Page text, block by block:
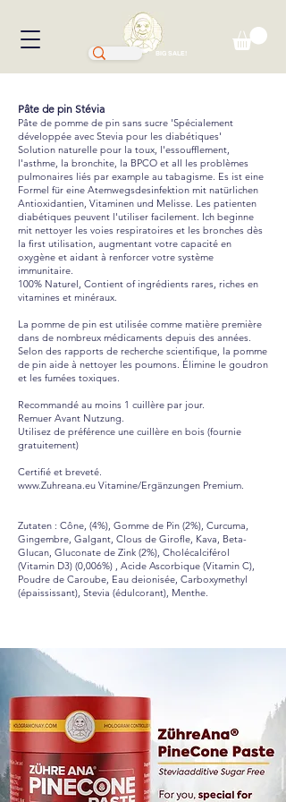
BIG SALE!
Pâte de pin Stévia
Pâte de pomme de pin sans sucre 'Spécialement
développée avec Stevia pour les diabétiques'
Solution naturelle pour la toux, l'essoufflement,
l'asthme, la bronchite, la BPCO et all les problèmes
pulmonaires liés par example au tabagisme. Es ist eine
Formel für eine Atemwegsdesinfektion mit natürlichen
Antioxidantien, Vitaminen und Melisse. Les patienten
diabétiques peuvent l'utiliser facilement. Ich beginne
mit nettoyer les voies respiratoires et les bronches dès
la first utilisation, augmentant votre capacité en
oxygène et aidant à renforcer votre système
immunitaire.
100% Naturel, Contient of ingrédients rares, riches en
vitamines et minéraux.
La pomme de pin est utilisée comme matière première
dans de nombreux médicaments depuis des années.
Selon des rapports de recherche scientifique, la pomme
de pin aide à nettoyer les poumons. Élimine le goudron
et les fumées toxiques.
Recommandé au moins 1 cuillère par jour.
Remuer Avant Nutzung.
Utilisez de préférence une cuillère en bois (fournie
gratuitement)
Certifié et breveté.
www.Zuhreana.eu Vitamine/Ergänzungen Premium.
Zutaten : Cône, (4%), Gomme de Pin (2%), Curcuma,
Gingembre, Galgant, Clous de Girofle, Kava, Beta-
Glucan, Gluconate de Zink (2%), Cholécalciférol
(Vitamin D3) (0,006%) , Acide Ascorbique (Vitamin C),
Poudre de Caroube, Eau deionisée, Carboxymethyl
(épaississant), Stevia (édulcorant), Menthe.